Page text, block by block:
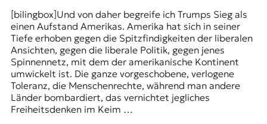
[bilingbox]Und von daher begreife ich Trumps Sieg als
einen Aufstand Amerikas. Amerika hat sich in seiner
Tiefe erhoben gegen die Spitzfindigkeiten der liberalen
Ansichten, gegen die liberale Politik, gegen jenes
Spinnennetz, mit dem der amerikanische Kontinent
umwickelt ist. Die ganze vorgeschobene, verlogene
Toleranz, die Menschenrechte, während man andere
Länder bombardiert, das vernichtet jegliches
Freiheitsdenken im Keim …